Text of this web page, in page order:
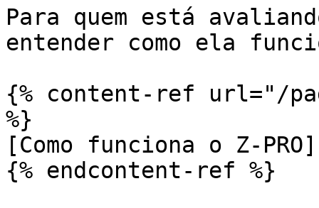
Para quem está
entender como ela
{% content-ref url="/
%}
[Como funciona o Z-
{% endcontent-ref %}